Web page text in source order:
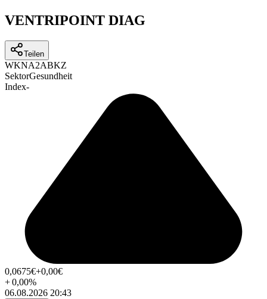
VENTRIPOINT DIAG
Teilen
WKNA2ABKZ
SektorGesundheit
Index-
0,0675€+0,00€
+0,00%
06.08.2026 20:43